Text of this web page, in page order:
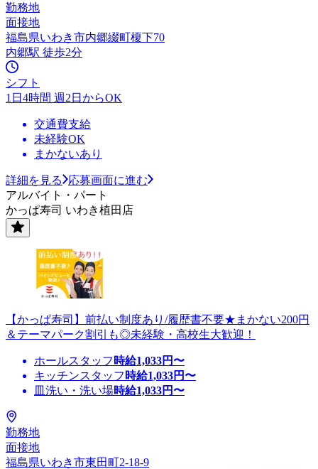
勤務地
面接地
福島県いわき市内郷綴町榎下70
内郷駅 徒歩2分
シフト
1日4時間 週2日からOK
交通費支給
未経験OK
まかないあり
詳細を見る
応募画面に進む
アルバイト・パート
かっぱ寿司 いわき植田店
【かっぱ寿司】前払い制度あり/履歴書不要★まかない200円
＆テーマパーク割引も◎未経験・高校生大歓迎！
ホールスタッフ 時給1,033円〜
キッチンスタッフ 時給1,033円〜
皿洗い・洗い場時給1,033円〜
勤務地
面接地
福島県いわき市東田町2-18-9